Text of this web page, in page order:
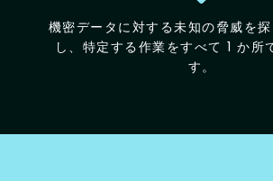
機密データに対する未知の脅威を
し、特定する作業をすべて 1 か所
す。